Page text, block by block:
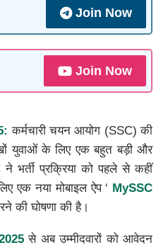
Join Now
Join Now
कर्मचारी चयन आयोग (SSC) की
युवाओं के लिए एक बहुत बड़ी और
भर्ती प्रक्रिया को पहले से कहीं
एक नया मोबाइल ऐप ‘ MySSC
की घोषणा की है।
से अब उम्मीदवारों को आवेदन